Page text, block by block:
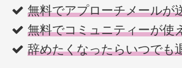
無料でアプローチメールが
無料でコミュニティーが使
辞めたくなったらいつでも